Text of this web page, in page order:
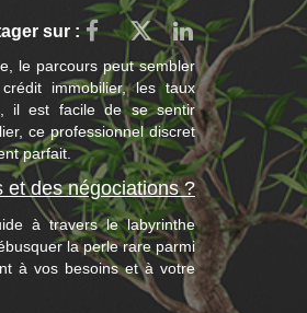
sur :
le parcours peut sembler
immobilier, les taux
il est facile de se sentir
ce professionnel discret
parfait.
et des négociations ?
à travers le labyrinthe
la perle rare parmi
à vos besoins et à votre